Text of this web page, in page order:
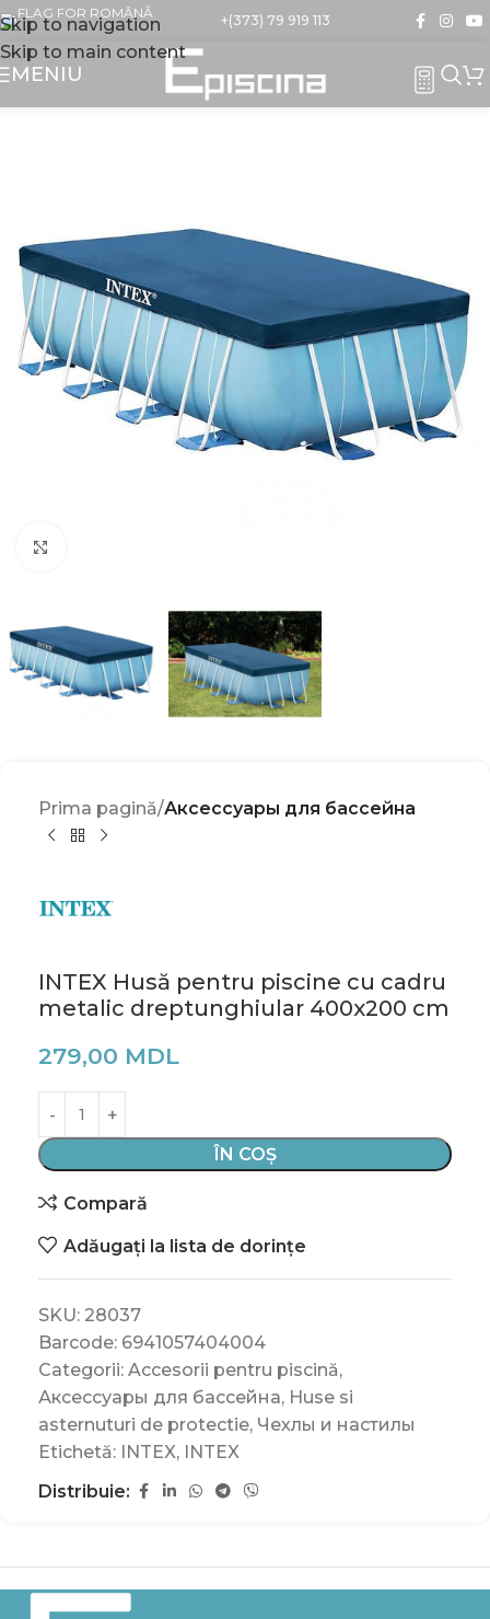
Skip to navigation
Skip to main content
+(373) 79 919 113
MENIU
Prima pagină Аксессуары для бассейна
INTEX Husă pentru piscine cu cadru
metalic dreptunghiular 400х200 cm
279,00 MDL
ÎN COȘ
Compară
Adăugați la lista de dorințe
SKU: 28037
Barcode: 6941057404004
Categorii: Accesorii pentru piscină,
Аксессуары для бассейна, Huse si
asternuturi de protectie, Чехлы и настилы
Etichetă:
INTEX,
INTEX
Distribuie: